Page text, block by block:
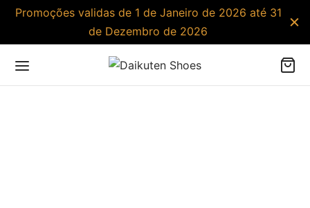
Promoções validas de 1 de Janeiro de 2026 até 31
de Dezembro de 2026